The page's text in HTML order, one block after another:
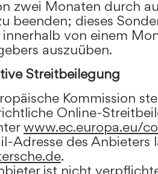
zwei Monaten durch
beenden; dieses
von einem
auszuüben.
Streitbeilegung
Kommission
Online-
www.ec.europa.eu/
Adresse des Anbieters
.
ist nicht